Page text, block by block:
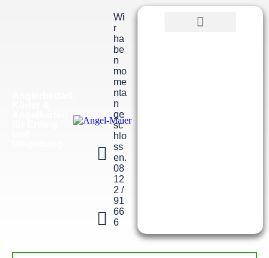
Wi
r
ha
be
n
mo
me
nta
n
ge
sc
hlo
ss
en.
08
12
2 /
91
66
6